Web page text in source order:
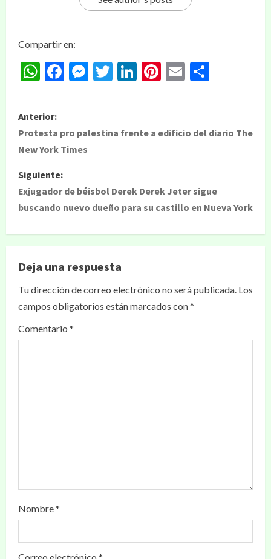
Compartir en:
WhatsApp
Facebook
Messenger
Twitter
LinkedIn
Pinterest
Email
Anterior:
Protesta pro palestina frente a edificio del diario The
New York Times
Siguiente:
Exjugador de béisbol Derek Derek Jeter sigue
buscando nuevo dueño para su castillo en Nueva York
Deja una respuesta
Tu dirección de correo electrónico no será publicada. Los
campos obligatorios están marcados con*
Comentario *
Nombre*